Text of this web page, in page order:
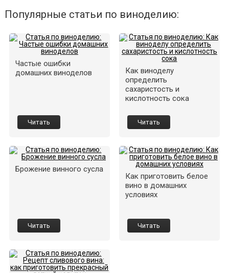
Популярные статьи по виноделию:
Частые ошибки
домашних виноделов
Читать
Как виноделу
определить
сахаристость и
кислотность сока
Читать
Брожение винного сусла
Читать
Как приготовить белое
вино в домашних
условиях
Читать